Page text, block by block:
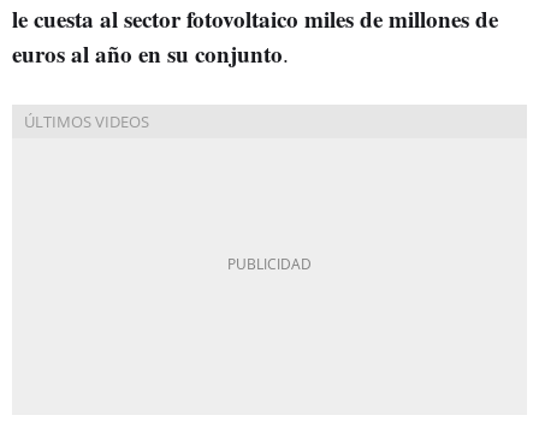
le cuesta al sector fotovoltaico miles de millones de
euros al año en su conjunto.